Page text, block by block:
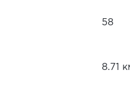
58
8.71